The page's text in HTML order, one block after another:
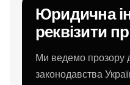
Юридична
реквізити
Ми ведемо прозору
законодавства